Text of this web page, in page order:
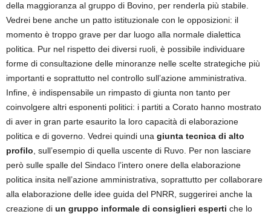
della maggioranza al gruppo di Bovino, per renderla più stabile.
Vedrei bene anche un patto istituzionale con le opposizioni: il
momento è troppo grave per dar luogo alla normale dialettica
politica. Pur nel rispetto dei diversi ruoli, è possibile individuare
forme di consultazione delle minoranze nelle scelte strategiche più
importanti e soprattutto nel controllo sull’azione amministrativa.
Infine, è indispensabile un rimpasto di giunta non tanto per
coinvolgere altri esponenti politici: i partiti a Corato hanno mostrato
di aver in gran parte esaurito la loro capacità di elaborazione
politica e di governo. Vedrei quindi una giunta tecnica di alto
profilo, sull’esempio di quella uscente di Ruvo. Per non lasciare
però sulle spalle del Sindaco l’intero onere della elaborazione
politica insita nell’azione amministrativa, soprattutto per collaborare
alla elaborazione delle idee guida del PNRR, suggerirei anche la
creazione di un gruppo informale di consiglieri esperti che lo